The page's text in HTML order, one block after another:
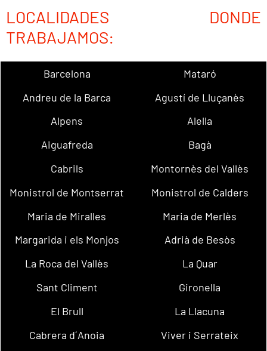
LOCALIDADES DONDE
TRABAJAMOS:
Barcelona
Mataró
Andreu de la Barca
Agustí de Lluçanès
Alpens
Alella
Aiguafreda
Bagà
Cabrils
Montornès del Vallès
Monistrol de Montserrat
Monistrol de Calders
Maria de Miralles
Maria de Merlès
Margarida i els Monjos
Adrià de Besòs
La Roca del Vallès
La Quar
Sant Climent
Gironella
El Brull
La Llacuna
Cabrera d´Anoia
Viver i Serrateix